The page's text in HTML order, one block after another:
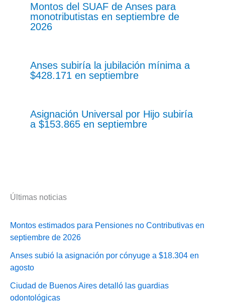
Montos del SUAF de Anses para
monotributistas en septiembre de
2026
Anses subiría la jubilación mínima a
$428.171 en septiembre
Asignación Universal por Hijo subiría
a $153.865 en septiembre
Últimas noticias
Montos estimados para Pensiones no Contributivas en
septiembre de 2026
Anses subió la asignación por cónyuge a $18.304 en
agosto
Ciudad de Buenos Aires detalló las guardias
odontológicas